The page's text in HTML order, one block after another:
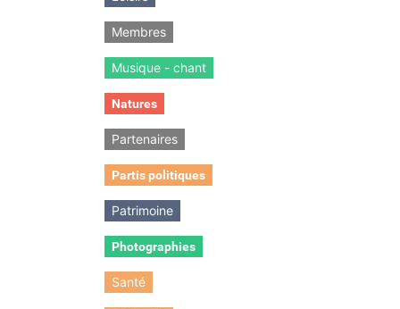
Membres
Musique - chant
Natures
Partenaires
Partis politiques
Patrimoine
Photographies
Santé